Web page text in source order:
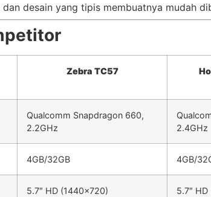
desain yang tipis membuatnya mudah
Zebra TC57
Qualcomm Snapdragon 660,
2.2GHz
2.4GHz
4GB/32GB 4GB/
5.7″ HD (1440×720) 5.7″